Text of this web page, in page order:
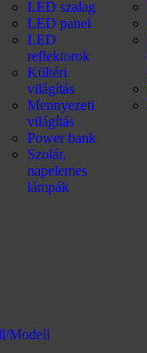
Modell
LED szalag
LED panel
LED
reflektorok
Kültéri
világítás
Mennyezeti
világítás
Power bank
Szolár,
napelemes
lámpák